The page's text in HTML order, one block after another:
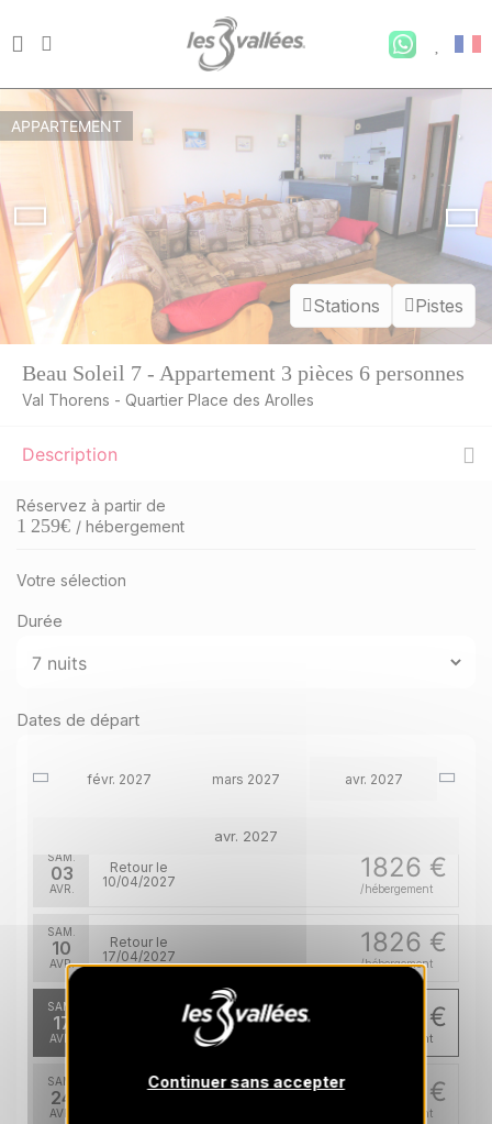
Stations Pistes
APPARTEMENT
Beau Soleil 7 - Appartement 3 pièces 6 personnes
Val Thorens - Quartier Place des Arolles
Description
Réservez à partir de
1 259€ / hébergement
Votre sélection
Durée
Dates de départ
févr. 2027 mars 2027 avr. 2027
FÉVR.
SAM.
avr. 2027
SAM.
03
AVR.
1826 €
/hébergement
Retour le
10/04/2027
SAM.
10
AVR.
1826 €
/hébergement
Retour le
17/04/2027
SAM.
17
AVR.
1259 €
/hébergement
SAM.
24
AVR.
1259 €
/hébergement
Retour le
Continuer sans accepter